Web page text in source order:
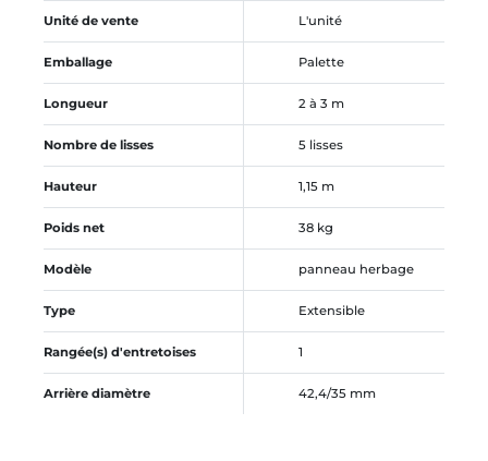
Unité de vente L'unité
Emballage Palette
Longueur 2 à 3 m
Nombre de lisses 5 lisses
Hauteur 1,15 m
Poids net 38 kg
Modèle panneau herbage
Type Extensible
Rangée(s) d'entretoises 1
Arrière diamètre 42,4/35 mm